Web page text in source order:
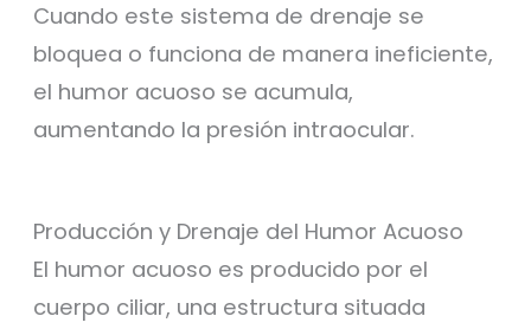
Cuando este sistema de drenaje se
bloquea o funciona de manera ineficiente,
el humor acuoso se acumula,
aumentando la presión intraocular.
Producción y Drenaje del Humor Acuoso
El humor acuoso es producido por el
cuerpo ciliar, una estructura situada